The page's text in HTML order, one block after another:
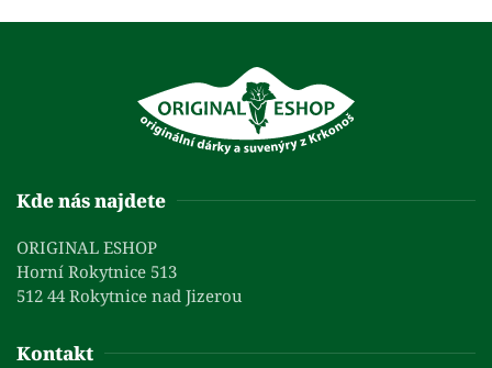
Kde nás najdete
ORIGINAL ESHOP
Horní Rokytnice 513
512 44 Rokytnice nad Jizerou
Kontakt